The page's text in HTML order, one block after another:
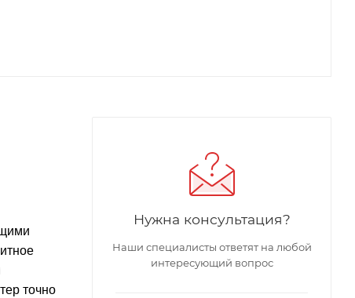
точно
Нужна консультация?
Наши специалисты ответят на любой
интересующий вопрос